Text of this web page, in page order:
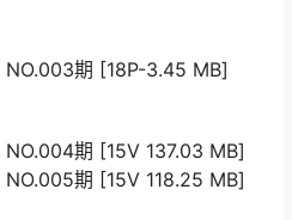
期 [18P-3.45 MB]
期 [15V 137.03 MB]
期 [15V 118.25 MB]